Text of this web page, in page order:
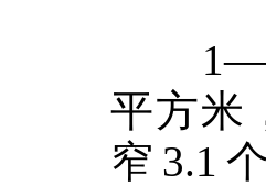
1—
平方米
窄 3.1